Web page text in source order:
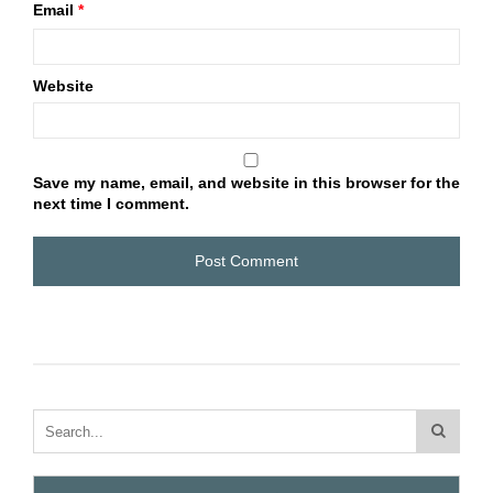
Email *
Website
Save my name, email, and website in this browser for the
next time I comment.